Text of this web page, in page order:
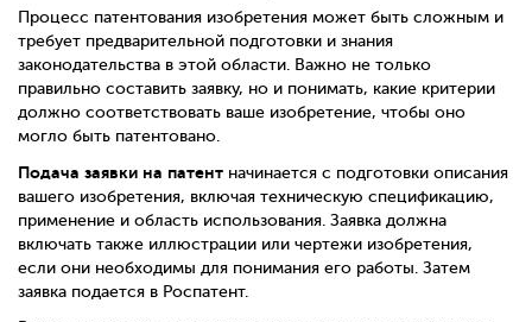
Процесс патентования изобретения может быть сложным и
требует предварительной подготовки и знания
законодательства в этой области. Важно не только
правильно составить заявку, но и понимать, какие критерии
должно соответствовать ваше изобретение, чтобы оно
могло быть патентовано.
Подача заявки на патент начинается с подготовки описания
вашего изобретения, включая техническую спецификацию,
применение и область использования. Заявка должна
включать также иллюстрации или чертежи изобретения,
если они необходимы для понимания его работы. Затем
заявка подается в Роспатент.